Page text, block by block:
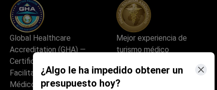
¿Algo le ha impedido obtener un
presupuesto hoy?
Global Healthcare
Accreditation (GHA) —
Certificación para
Facilitadores de Turismo
Médico
Mejor experiencia de
turismo médico